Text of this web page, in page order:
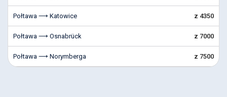
Połtawa ⟶ Katowice z 4350
Połtawa ⟶ Osnabrück z 7000
Połtawa ⟶ Norymberga z 7500